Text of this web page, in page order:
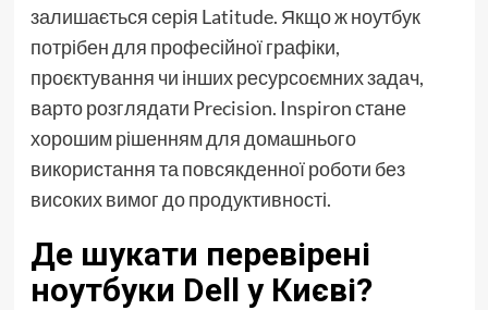
залишається серія Latitude. Якщо ж ноутбук
потрібен для професійної графіки,
проєктування чи інших ресурсоємних задач,
варто розглядати Precision. Inspiron стане
хорошим рішенням для домашнього
використання та повсякденної роботи без
високих вимог до продуктивності.
Де шукати перевірені
ноутбуки Dell у Києві?